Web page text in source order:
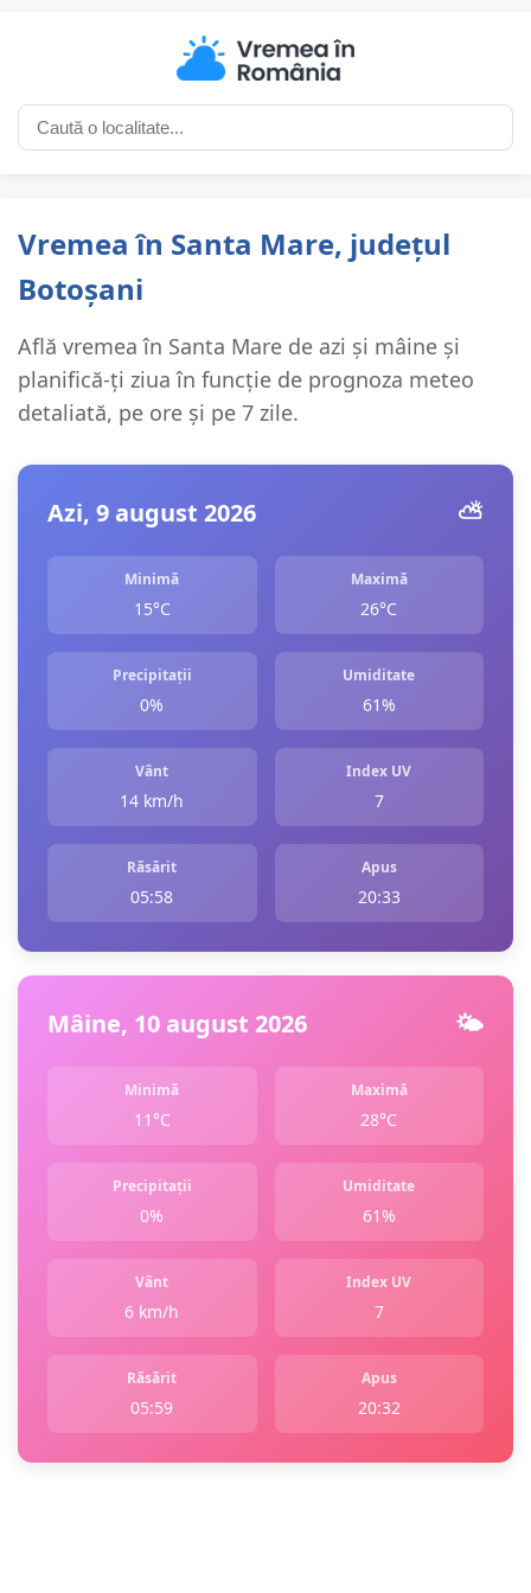
Vremea în Santa Mare, județul
Botoșani
Află vremea în Santa Mare de azi și mâine și
planifică-ți ziua în funcție de prognoza meteo
detaliată, pe ore și pe 7 zile.
Azi, 9 august 2026 ⛅️
Minimă
15°C
Maximă
26°C
Precipitații
0%
Umiditate
61%
Vânt
14 km/h
Index UV
7
Răsărit
05:58
Apus
20:33
Mâine, 10 august 2026 🌤️
Minimă
11°C
Maximă
28°C
Precipitații
0%
Umiditate
61%
Vânt
6 km/h
Index UV
7
Răsărit
05:59
Apus
20:32